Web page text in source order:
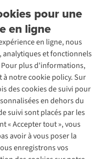
pour une
en ligne
en ligne, nous
et fonctionnels
plus d'informations,
à notre cookie policy. Sur
des cookies de suivi pour
en dehors du
suivi sont placés par les
« Accepter tout », vous
avoir à vous poser la
enregistrons vos